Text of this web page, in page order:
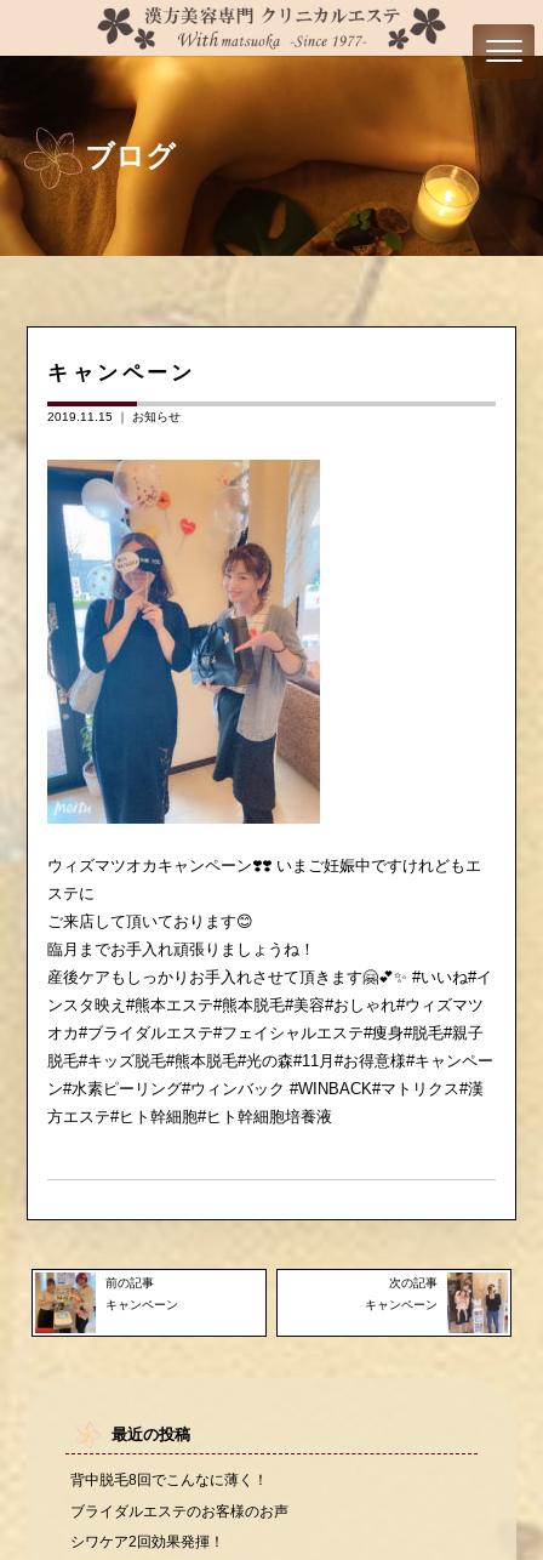
ブログ
キャンペーン
2019.11.15 ｜ お知らせ
ウィズマツオカキャンペーン❣️❣️ いまご妊娠中ですけれどもエ
ステに
ご来店して頂いております😊
臨月までお手入れ頑張りましょうね！
産後ケアもしっかりお手入れさせて頂きます🤗💕✨ #いいね#イ
ンスタ映え#熊本エステ#熊本脱毛#美容#おしゃれ#ウィズマツ
オカ#ブライダルエステ#フェイシャルエステ#痩身#脱毛#親子
脱毛#キッズ脱毛#熊本脱毛#光の森#11月#お得意様#キャンペー
ン#水素ピーリング#ウィンバック #WINBACK#マトリクス#漢
方エステ#ヒト幹細胞#ヒト幹細胞培養液
前の記事
キャンペーン
次の記事
キャンペーン
最近の投稿
背中脱毛8回でこんなに薄く！
ブライダルエステのお客様のお声
シワケア2回効果発揮！